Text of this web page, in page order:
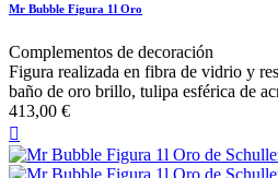
Mr Bubble Figura 1l Oro
Complementos de decoración
Figura realizada en fibra de vidrio y
baño de oro brillo, tulipa esférica de
413,00 €
